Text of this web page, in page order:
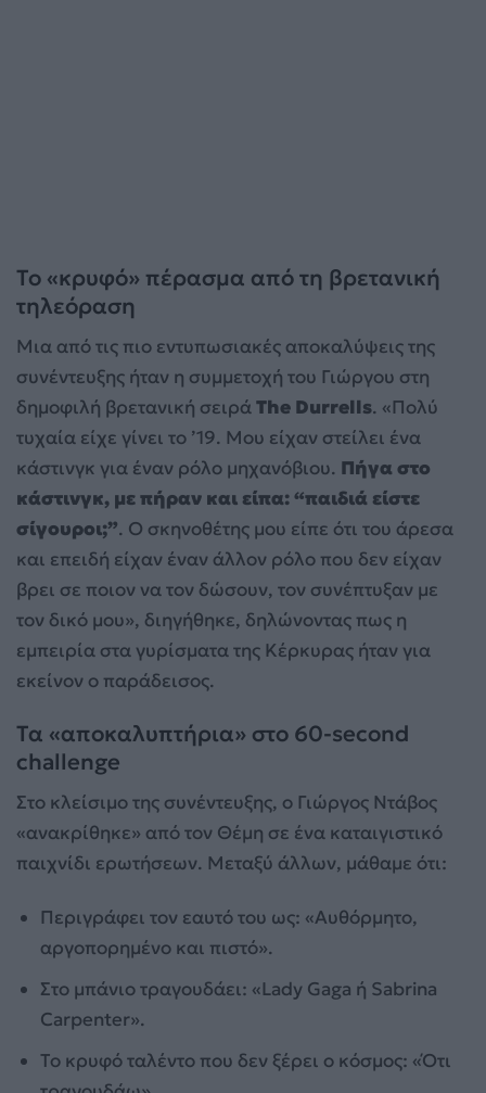
Το «κρυφό» πέρασμα από τη βρετανική
τηλεόραση
Μια από τις πιο εντυπωσιακές αποκαλύψεις της
συνέντευξης ήταν η συμμετοχή του Γιώργου στη
δημοφιλή βρετανική σειράThe Durrells. «Πολύ
τυχαία είχε γίνει το ’19. Μου είχαν στείλει ένα
κάστινγκ για έναν ρόλο μηχανόβιου. Πήγα στο
κάστινγκ, με πήραν και είπα: “παιδιά είστε
σίγουροι;”. Ο σκηνοθέτης μου είπε ότι του άρεσα
και επειδή είχαν έναν άλλον ρόλο που δεν είχαν
βρει σε ποιον να τον δώσουν, τον συνέπτυξαν με
τον δικό μου», διηγήθηκε, δηλώνοντας πως η
εμπειρία στα γυρίσματα της Κέρκυρας ήταν για
εκείνον ο παράδεισος.
Τα «αποκαλυπτήρια» στο 60-second
challenge
Στο κλείσιμο της συνέντευξης, ο Γιώργος Ντάβος
«ανακρίθηκε» από τον Θέμη σε ένα καταιγιστικό
παιχνίδι ερωτήσεων. Μεταξύ άλλων, μάθαμε ότι:
Περιγράφει τον εαυτό του ως: «Αυθόρμητο,
αργοπορημένο και πιστό».
Στο μπάνιο τραγουδάει: «Lady Gaga ή Sabrina
Carpenter».
Το κρυφό ταλέντο που δεν ξέρει ο κόσμος: «Ότι